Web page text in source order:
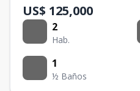
US$ 125,000
2
Hab.
1
½ Baños